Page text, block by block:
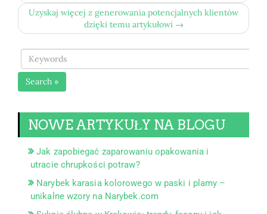
Uzyskaj więcej z generowania potencjalnych klientów
dzięki temu artykułowi →
Search »
NOWE ARTYKUŁY NA BLOGU
Jak zapobiegać zaparowaniu opakowania i
utracie chrupkości potraw?
Narybek karasia kolorowego w paski i plamy –
unikalne wzory na Narybek.com